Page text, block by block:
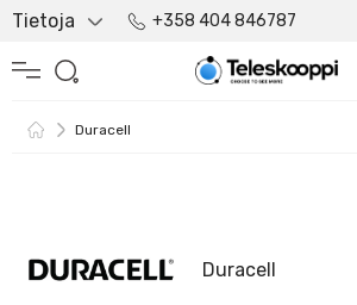
Tietoja +358 404 846787
Duracell
Duracell